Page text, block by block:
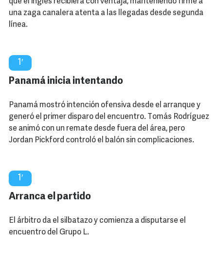
una zaga canalera atenta a las llegadas desde segunda
línea.
1′
Panamá inicia intentando
Panamá mostró intención ofensiva desde el arranque y
generó el primer disparo del encuentro. Tomás Rodríguez
se animó con un remate desde fuera del área, pero
Jordan Pickford controló el balón sin complicaciones.
1′
Arranca el partido
El árbitro da el silbatazo y comienza a disputarse el
encuentro del Grupo L.